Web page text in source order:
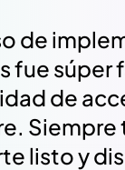
de
fue súper
de
Siempre
listo y